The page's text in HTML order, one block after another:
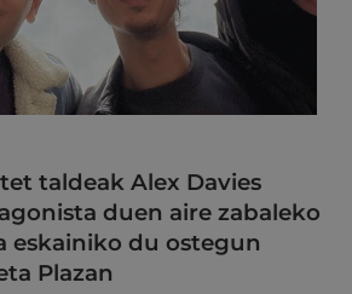
taldeak Alex Davies
duen aire zabaleko
eskainiko du ostegun
Plazan